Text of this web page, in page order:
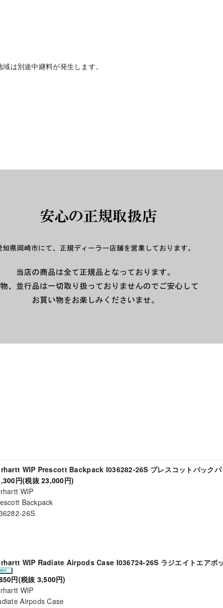
は別途中継料が発生します。
WIP Prescott Backpack I036282-26S プレスコットバックパ
円(税抜 23,000円)
WIP
Backpack
26S
WIP Radiate Airpods Case I036724-26S ラジエイトエアポ
円(税抜 3,500円)
WIP
Airpods Case